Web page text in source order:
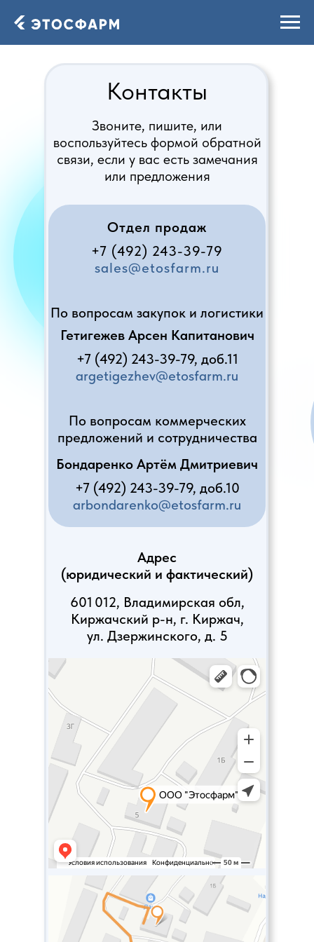
Контакты
Звоните, пишите, или
воспользуйтесь формой обратной
связи, если у вас есть замечания
или предложения
Отдел продаж
+7 (492) 243-39-79
sales@etosfarm.ru
601 012, Владимирская обл,
Киржачский р-н, г. Киржач,
ул. Дзержинского, д. 5
Гетигежев Арсен Капитанович
+7 (492) 243-39-79, доб.11
argetigezhev@etosfarm.ru
По вопросам закупок и логистики
Бондаренко Артём Дмитриевич
+7 (492) 243-39-79, доб.10
arbondarenko@etosfarm.ru
По вопросам коммерческих
предложений и сотрудничества
Адрес
(юридический и фактический)